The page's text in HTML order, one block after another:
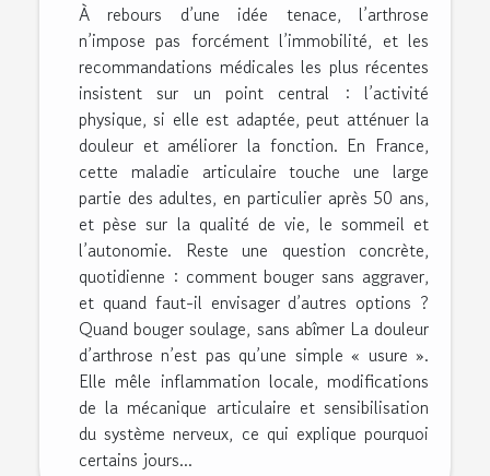
À rebours d’une idée tenace, l’arthrose
n’impose pas forcément l’immobilité, et les
recommandations médicales les plus récentes
insistent sur un point central : l’activité
physique, si elle est adaptée, peut atténuer la
douleur et améliorer la fonction. En France,
cette maladie articulaire touche une large
partie des adultes, en particulier après 50 ans,
et pèse sur la qualité de vie, le sommeil et
l’autonomie. Reste une question concrète,
quotidienne : comment bouger sans aggraver,
et quand faut-il envisager d’autres options ?
Quand bouger soulage, sans abîmer La douleur
d’arthrose n’est pas qu’une simple « usure ».
Elle mêle inflammation locale, modifications
de la mécanique articulaire et sensibilisation
du système nerveux, ce qui explique pourquoi
certains jours...